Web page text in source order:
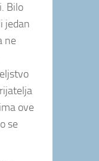
Bilo
jedan
ne
ove
se